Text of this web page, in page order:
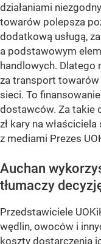
działaniami
towarów polepsza
dodatkową usługą,
a podstawowym
handlowych. Dlatego
za transport towarów
sieci. To
dostawców. Za takie
zł kary na
z mediami Prezes
Auchan
tłumaczy
Przedstawiciele
wędlin, owoców i
koszty dostarczenia